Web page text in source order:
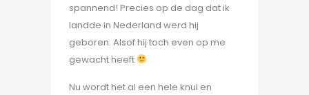
spannend! Precies op de dag dat ik
landde in Nederland werd hij
geboren. Alsof hij toch even op me
gewacht heeft
Nu wordt het al een hele knul en